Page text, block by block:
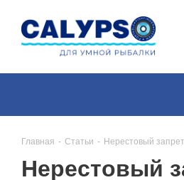
Главная - Статьи - Нерестовый
Нерестовый